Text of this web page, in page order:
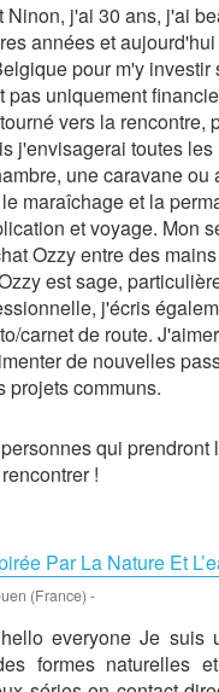
Ninon, j'ai 30 ans, j'ai
années et
pour m'y investir
pas uniquement
vers la rencontre,
j'envisagerai toutes
une caravane ou
maraîchage et la
et voyage. Mon
Ozzy entre des
est sage,
j'écris
carnet de route.
de nouvelles
projets communs.
qui
!
Par La Nature Et
(France) -
everyone Je suis
formes naturelles